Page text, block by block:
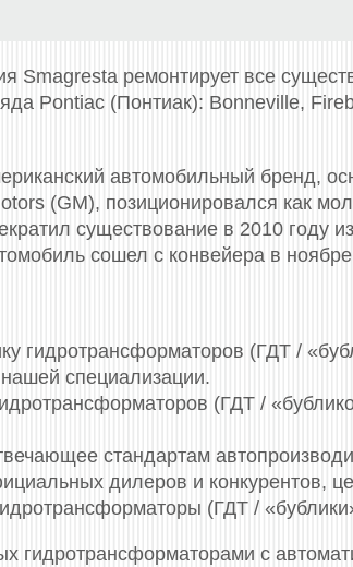
Smagresta ремонтирует все
Pontiac (Понтиак): Bonneville,
автомобильный бренд,
(GM), позиционировался как
существование в 2010 году
сошел с конвейера в
гидротрансформаторов (ГДТ /
специализации.
(ГДТ /
стандартам
дилеров и конкурентов,
(ГДТ /
гидротрансформаторами c